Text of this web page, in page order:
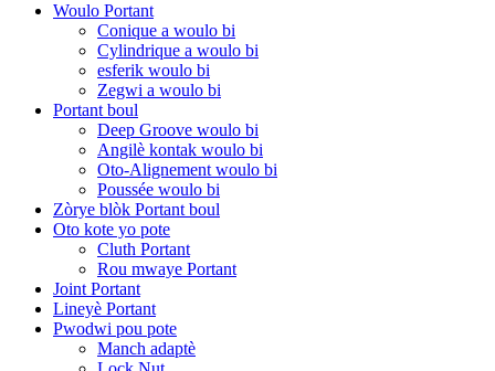
Woulo Portant
Conique a woulo bi
Cylindrique a woulo bi
esferik woulo bi
Zegwi a woulo bi
Portant boul
Deep Groove woulo bi
Angilè kontak woulo bi
Oto-Alignement woulo bi
Poussée woulo bi
Zòrye blòk Portant boul
Oto kote yo pote
Cluth Portant
Rou mwaye Portant
Joint Portant
Lineyè Portant
Pwodwi pou pote
Manch adaptè